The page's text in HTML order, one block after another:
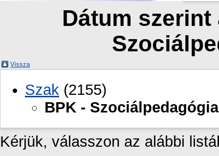
Dátum
Vissza
Szak (2155)
BPK -
Kérjük, válasszon az alábbi